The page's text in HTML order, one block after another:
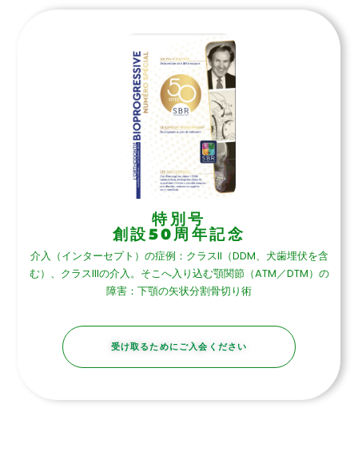
特別号
創設50周年記念
介入（インターセプト）の症例：クラスII（DDM、犬歯埋伏を含
む）、クラスIIIの介入。そこへ入り込む顎関節（ATM／DTM）の
障害：下顎の矢状分割骨切り術
受け取るためにご入会ください